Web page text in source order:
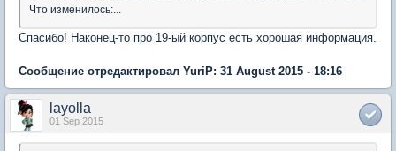
Что изменилось:...
Спасибо! Наконец-то про 19-ый корпус есть хорошая информация.
Сообщение отредактировал YuriP: 31 August 2015 - 18:16
layolla
01 Sep 2015